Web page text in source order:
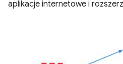
aplikacje internetowe i